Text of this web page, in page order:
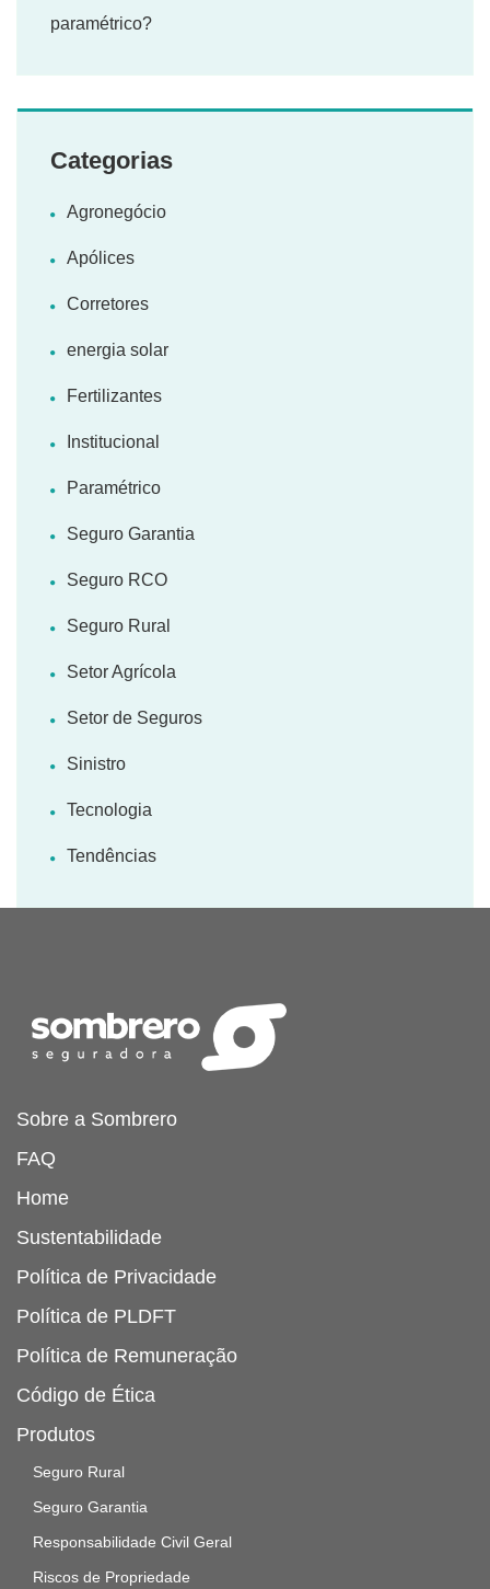
paramétrico?
Categorias
Agronegócio
Apólices
Corretores
energia solar
Fertilizantes
Institucional
Paramétrico
Seguro Garantia
Seguro RCO
Seguro Rural
Setor Agrícola
Setor de Seguros
Sinistro
Tecnologia
Tendências
Sobre a Sombrero
FAQ
Home
Sustentabilidade
Política de Privacidade
Política de PLDFT
Política de Remuneração
Código de Ética
Produtos
Seguro Rural
Seguro Garantia
Responsabilidade Civil Geral
Riscos de Propriedade